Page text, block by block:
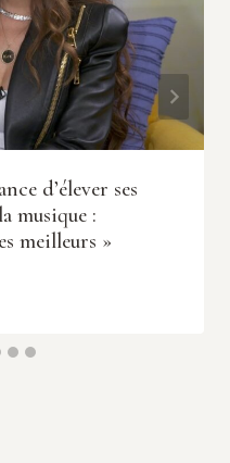
d’élever ses
musique :
meilleurs »